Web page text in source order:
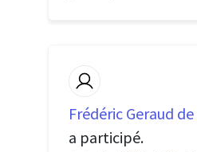
Frédéric Geraud
a participé.